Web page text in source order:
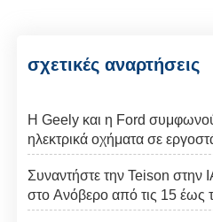
σχετικές αναρτήσεις
Η Geely και η Ford
ηλεκτρικά οχήματα σε
Συναντήστε την Teison
στο Ανόβερο από τις 15 έως